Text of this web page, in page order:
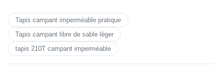
Tapis campant imperméable pratique
Tapis campant libre de sable léger
tapis 210T campant imperméable